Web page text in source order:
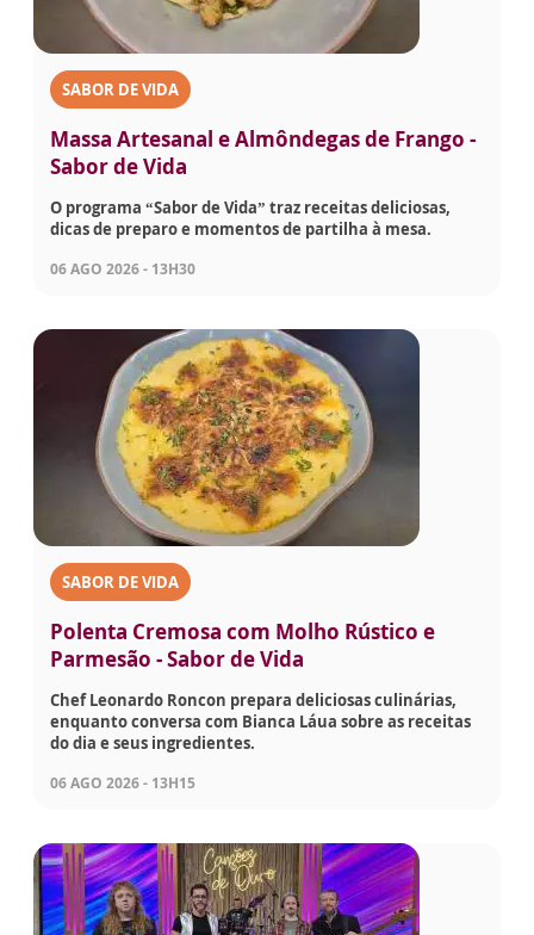
SABOR DE VIDA
Massa Artesanal e Almôndegas de Frango -
Sabor de Vida
O programa “Sabor de Vida” traz receitas deliciosas,
dicas de preparo e momentos de partilha à mesa.
06 AGO 2026 - 13H30
SABOR DE VIDA
Polenta Cremosa com Molho Rústico e
Parmesão - Sabor de Vida
Chef Leonardo Roncon prepara deliciosas culinárias,
enquanto conversa com Bianca Láua sobre as receitas
do dia e seus ingredientes.
06 AGO 2026 - 13H15